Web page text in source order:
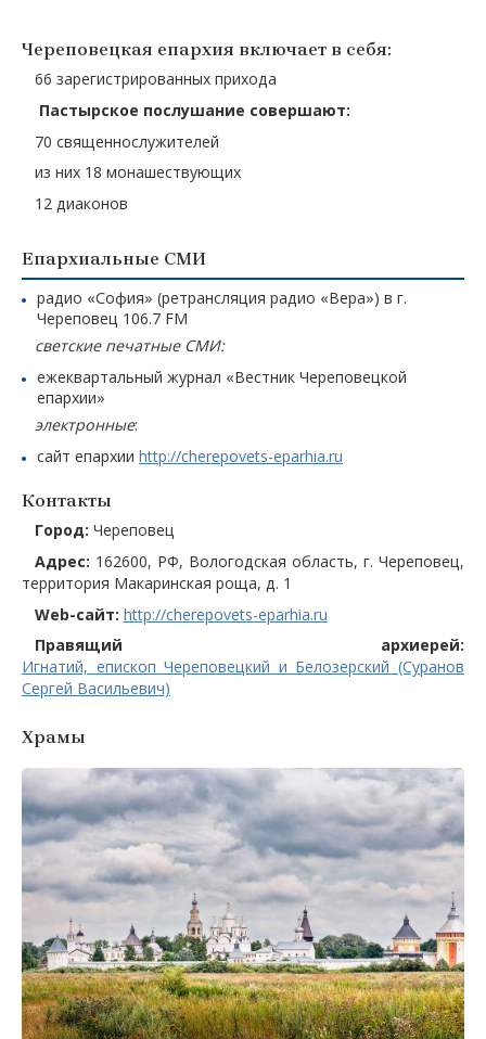
Череповецкая епархия включает в себя:
66 зарегистрированных прихода
Пастырское послушание совершают:
70 священнослужителей
из них 18 монашествующих
12 диаконов
Епархиальные СМИ
радио «София» (ретрансляция радио «Вера») в г.
Череповец 106.7 FM
светские печатные СМИ:
ежеквартальный журнал «Вестник Череповецкой
епархии»
электронные:
сайт епархии http://cherepovets-eparhia.ru
Контакты
Город: Череповец
Адрес: 162600, РФ, Вологодская область, г. Череповец,
территория Макаринская роща, д. 1
Web-сайт: http://cherepovets-eparhia.ru
Правящий архиерей:
Игнатий, епископ Череповецкий и Белозерский (Суранов
Сергей Васильевич)
Храмы